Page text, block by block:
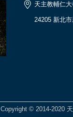
天主教輔仁
24205 新北
Copyright © 2014-2020